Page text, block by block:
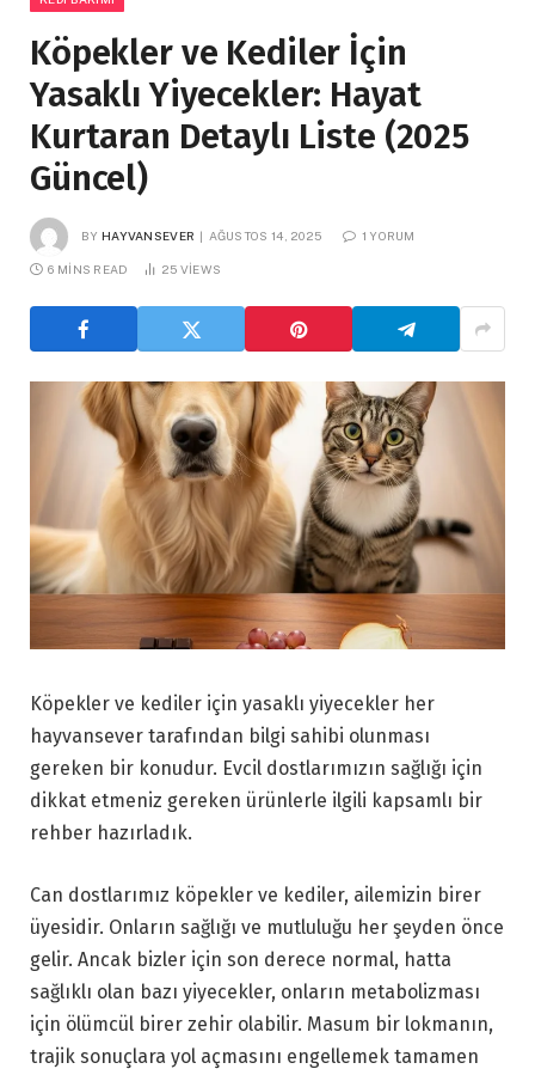
Köpekler ve Kediler İçin
Yasaklı Yiyecekler: Hayat
Kurtaran Detaylı Liste (2025
Güncel)
BY HAYVANSEVER AĞUSTOS 14, 2025 1 YORUM
6 MINS READ 25 VIEWS
Köpekler ve kediler için yasaklı yiyecekler her
hayvansever tarafından bilgi sahibi olunması
gereken bir konudur. Evcil dostlarımızın sağlığı için
dikkat etmeniz gereken ürünlerle ilgili kapsamlı bir
rehber hazırladık.
Can dostlarımız köpekler ve kediler, ailemizin birer
üyesidir. Onların sağlığı ve mutluluğu her şeyden önce
gelir. Ancak bizler için son derece normal, hatta
sağlıklı olan bazı yiyecekler, onların metabolizması
için ölümcül birer zehir olabilir. Masum bir lokmanın,
trajik sonuçlara yol açmasını engellemek tamamen